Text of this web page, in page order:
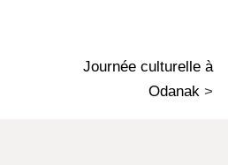
Journée culturelle à
Odanak >